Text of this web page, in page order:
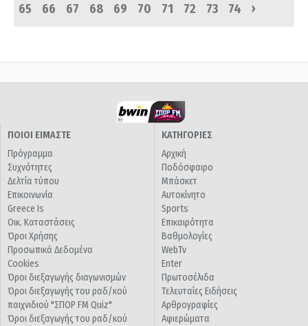
65
66 67 68 69 70 71 72 73 74 ›
ΠΟΙΟΙ ΕΙΜΑΣΤΕ
Πρόγραμμα
Συχνότητες
Δελτία τύπου
Επικοινωνία
Greece Is
Οικ. Καταστάσεις
Όροι Χρήσης
Προσωπικά Δεδομένα
Cookies
Όροι διεξαγωγής διαγωνισμών
Όροι διεξαγωγής του ραδ/κού
παιχνιδιού "ΣΠΟΡ FM Quiz"
Όροι διεξαγωγής του ραδ/κού
ΚΑΤΗΓΟΡΙΕΣ
Αρχική
Ποδόσφαιρο
Μπάσκετ
Αυτοκίνητο
Sports
Επικαιρότητα
Βαθμολογίες
WebTv
Enter
Πρωτοσέλιδα
Τελευταίες Ειδήσεις
Αρθρογραφίες
Αφιερώματα